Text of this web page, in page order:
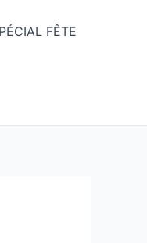
FÊTE